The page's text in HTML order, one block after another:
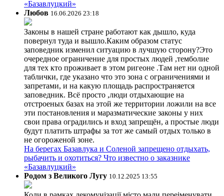
«Базавлуцкий»
Любов 16.06.2026 23:18
Законы в нашей стране работают как дышло, куда
повернул туда и вышло.Каким образом статус
заповедник изменил ситуацию в лучшую сторону?Это
очередное ограничение для простых людей ,темболие
для тех кто проживает в этом ригеоне .Там нет ни одной
таблички, где указано что это зона с ограничениями и
запретами, и на какую площадь распространяется
заповедник. Всё просто ,люди отдыхающие на
отстроеных базах на этой же территории ложили на все
эти постановления и маразматические законы у них
свои права оградились и вход запрещён, а простые люди
будут платить штрафы за тот же самый отдых только в
не огороженой зоне.
На берегах Базавлука и Соленой запрещено отдыхать,
рыбачить и охотиться? Что известно о заказнике
«Базавлуцкий»
Родом з Великого Лугу 10.12.2025 13:55